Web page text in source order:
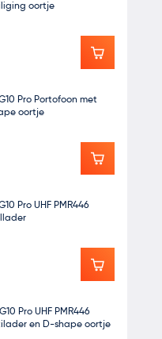
oortje
Pro Portofoon met
oortje
Pro UHF PMR446
Pro UHF PMR446
en D-shape oortje